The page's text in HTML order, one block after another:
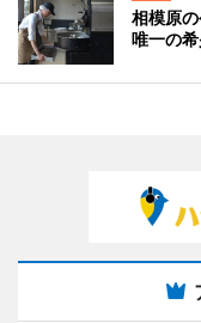
相模原
唯一の